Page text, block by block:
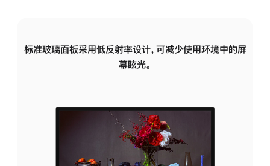
标准玻璃面板采用低反射率设计，可减少使用环境中的屏
幕眩光。